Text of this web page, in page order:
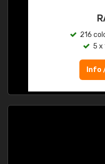
216
5 x
Info